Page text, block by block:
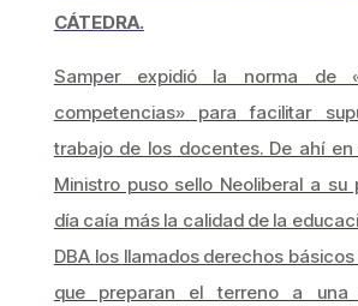
CÁTEDRA.
Samper expidió la norma de
competencias» para facilitar
trabajo de los docentes. De ahí
Ministro puso sello Neoliberal a su
día caía más la calidad de la
DBA los llamados derechos
que preparan el terreno a una